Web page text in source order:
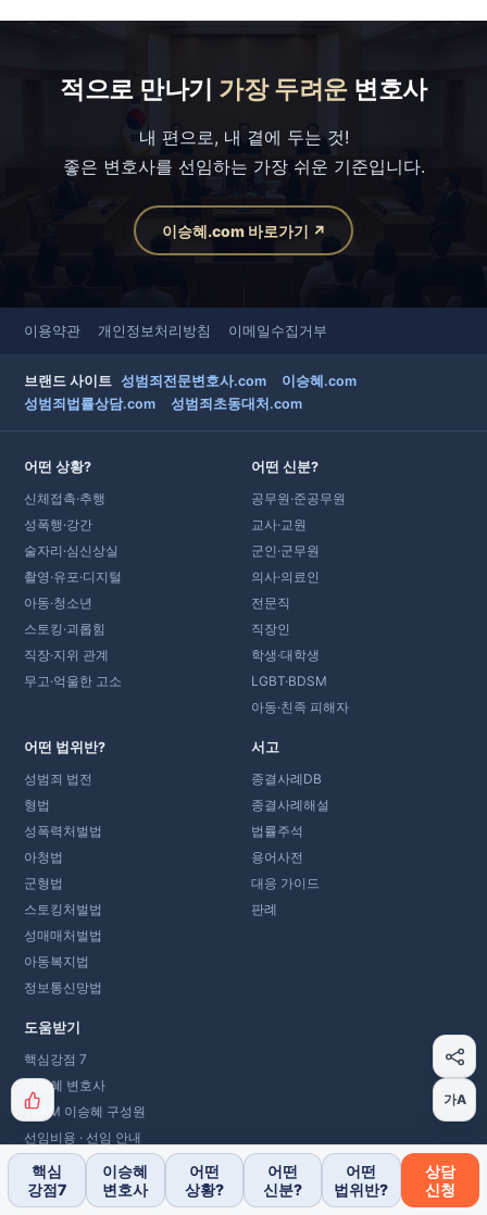
적으로 만나기 가장 두려운변호사
내 편으로, 내 곁에 두는 것!
좋은 변호사를 선임하는 가장 쉬운 기준입니다.
이승혜.com 바로가기 ↗
이용약관 개인정보처리방침 이메일수집거부
브랜드 사이트 성범죄전문변호사.com
이승혜.com
성범죄법률상담.com
성범죄초동대처.com
어떤 상황?
신체접촉·추행
성폭행·강간
술자리·심신상실
촬영·유포·디지털
아동·청소년
스토킹·괴롭힘
직장·지위 관계
무고·억울한 고소
어떤 신분?
공무원·준공무원
교사·교원
군인·군무원
의사·의료인
전문직
직장인
학생·대학생
LGBT·BDSM
아동·친족 피해자
어떤 법위반?
성범죄 법전
형법
성폭력처벌법
아청법
군형법
스토킹처벌법
성매매처벌법
아동복지법
정보통신망법
서고
종결사례DB
종결사례해설
법률주석
용어사전
대응 가이드
판례
도움받기
핵심강점 7
이승혜 변호사
TEAM 이승혜 구성원
선임비용 · 선임 안내
사건 진행 안내
연혁 · 오시는 길
가A
핵심
강점7
이승혜
변호사
어떤
상황?
어떤
신분?
어떤
법위반?
상담
신청